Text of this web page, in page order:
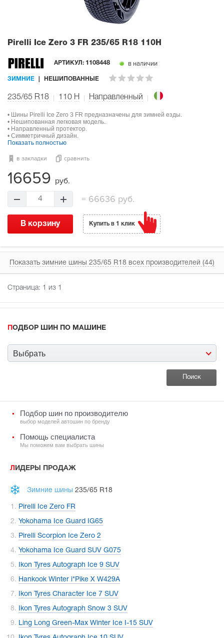
Pirelli Ice Zero 3 FR 235/65 R18 110H
АРТИКУЛ: 1108448 в наличии
ЗИМНИЕ НЕШИПОВАННЫЕ
235/65 R18 110 H Направленный
• Шины Pirelli Ice Zero 3 FR предназначены для зимней езды.
• Нешипованная легковая модель.
• Направленный протектор.
• Симметричный дизайн.
Показать полностью
в закладки сравнить
16659 руб.
4 =66636 руб.
В корзину Купить в 1 клик
Показать зимние шины 235/65 R18 всех производителей (44)
Страница: 1 из 1
ПОДБОР ШИН ПО МАШИНЕ
Выбрать
Подбор шин по производителю
выбор моделей автошин по бренду
Помощь специалиста
Мы поможем вам выбрать шины
ЛИДЕРЫ ПРОДАЖ
Зимние шины 235/65 R18
Pirelli Ice Zero FR
Yokohama Ice Guard IG65
Pirelli Scorpion Ice Zero 2
Yokohama Ice Guard SUV G075
Ikon Tyres Autograph Ice 9 SUV
Hankook Winter i*Pike X W429A
Ikon Tyres Character Ice 7 SUV
Ikon Tyres Autograph Snow 3 SUV
Ling Long Green-Max Winter Ice I-15 SUV